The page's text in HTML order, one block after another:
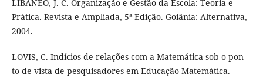
LIBÂNEO, J. C. Organização e Gestão da Escola: Teoria e
Prática. Revista e Ampliada, 5ª Edição. Goiânia: Alternativa,
2004.
LOVIS, C. Indícios de relações com a Matemática sob o pon
to de vista de pesquisadores em Educação Matemática.